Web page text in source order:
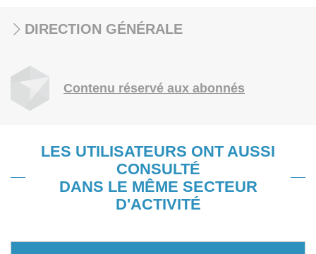
DIRECTION GÉNÉRALE
Contenu réservé aux abonnés
LES UTILISATEURS ONT AUSSI
CONSULTÉ
DANS LE MÊME SECTEUR
D'ACTIVITÉ